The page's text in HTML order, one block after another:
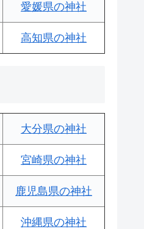
愛媛県の神社
高知県の神社
大分県の神社
宮崎県の神社
鹿児島県の神社
沖縄県の神社